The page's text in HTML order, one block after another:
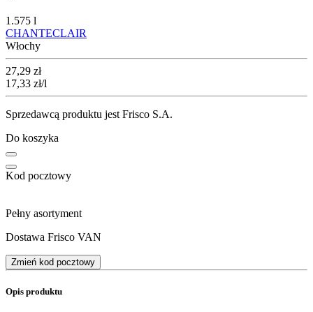
1.575 l
CHANTECLAIR
Włochy
Cena
27,29 zł
17,33 zł/l
Sprzedawcą produktu jest Frisco S.A.
Do koszyka
Kod pocztowy
Pełny asortyment
Dostawa Frisco VAN
Zmień kod pocztowy
Opis produktu